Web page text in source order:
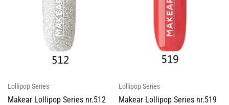
Lollipop Series
Makear Lollipop Series nr.512
Lollipop Series
Makear Lollipop Series nr.519